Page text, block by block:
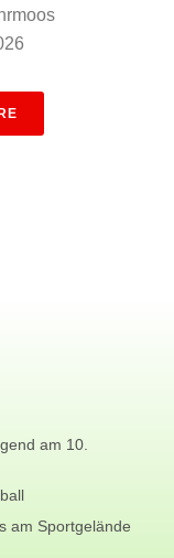
am 10.
am Sportgelände